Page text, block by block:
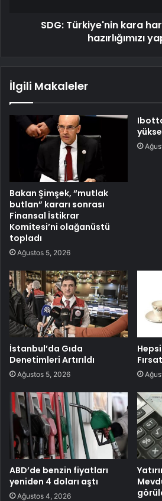
SDG: Türkiye'nin kara
hazırlığımızı
İlgili Makaleler
Bakan Şimşek, “mutlak
butlan” kararı sonrası
Finansal İstikrar
Komitesi’ni olağanüstü
topladı
Ağustos 5, 2026
İstanbul’da Gıda
Denetimleri Artırıldı
Ağustos 5, 2026
ABD’de benzin fiyatları
yeniden 4 doları aştı
Ağustos 4, 2026